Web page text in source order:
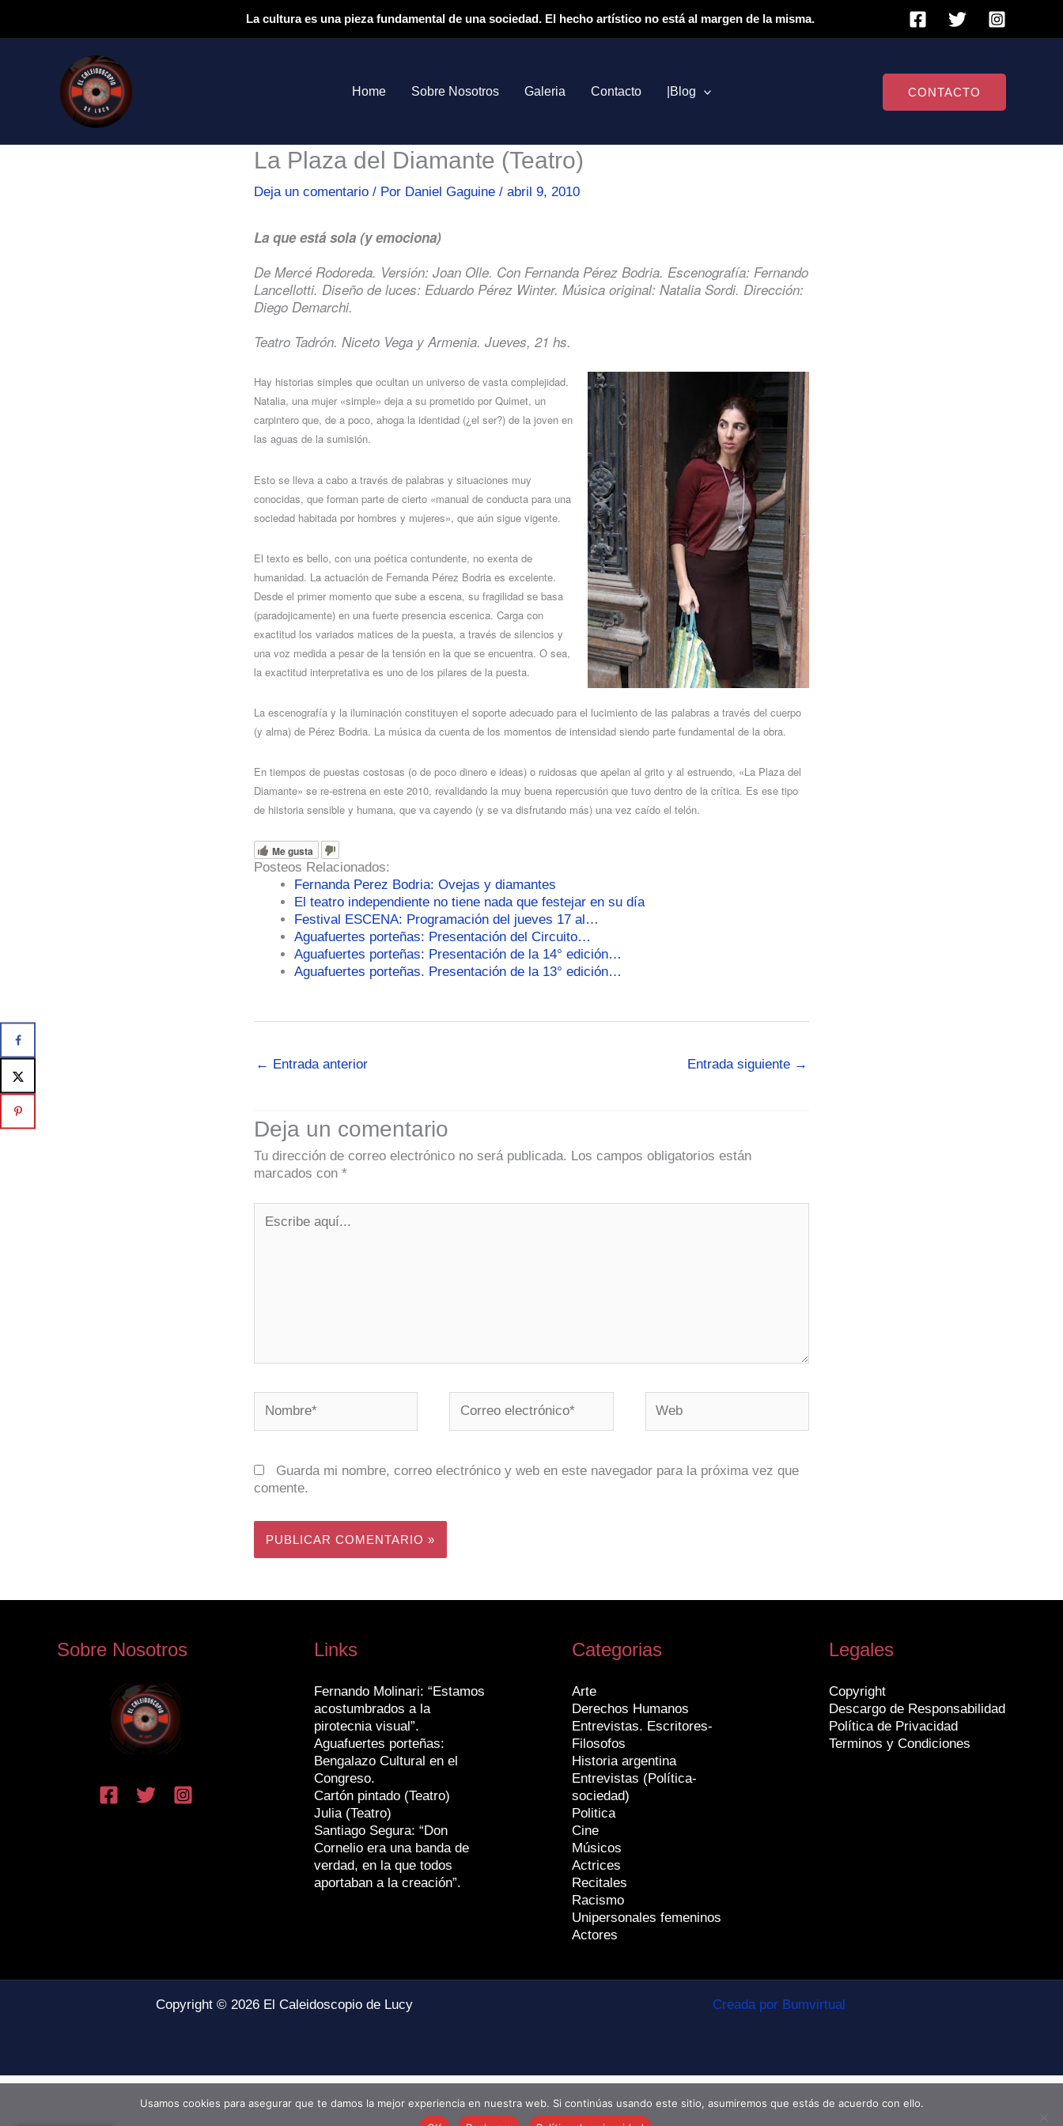
contenido
La cultura es una pieza fundamental de una sociedad. El hecho artístico no está al margen de la misma.
Home Sobre Nosotros Galeria Contacto |Blog CONTACTO
La Plaza del Diamante (Teatro)
Deja un comentario / Por Daniel Gaguine / abril 9, 2010
La que está sola (y emociona)
De Mercé Rodoreda. Versión: Joan Olle. Con Fernanda Pérez Bodria. Escenografía: Fernando
Lancellotti. Diseño de luces: Eduardo Pérez Winter. Música original: Natalia Sordi. Dirección:
Diego Demarchi.
Teatro Tadrón. Niceto Vega y Armenia. Jueves, 21 hs.
Hay historias simples que ocultan un universo de vasta complejidad.
Natalia, una mujer «simple» deja a su prometido por Quimet, un
carpintero que, de a poco, ahoga la identidad (¿el ser?) de la joven en
las aguas de la sumisión.
Esto se lleva a cabo a través de palabras y situaciones muy
conocidas, que forman parte de cierto «manual de conducta para una
sociedad habitada por hombres y mujeres», que aún sigue vigente.
El texto es bello, con una poética contundente, no exenta de
humanidad. La actuación de Fernanda Pérez Bodria es excelente.
Desde el primer momento que sube a escena, su fragilidad se basa
(paradojicamente) en una fuerte presencia escenica. Carga con
exactitud los variados matices de la puesta, a través de silencios y
una voz medida a pesar de la tensión en la que se encuentra. O sea,
la exactitud interpretativa es uno de los pilares de la puesta.
La escenografía y la iluminación constituyen el soporte adecuado para el lucimiento de las palabras a través del cuerpo
(y alma) de Pérez Bodria. La música da cuenta de los momentos de intensidad siendo parte fundamental de la obra.
En tiempos de puestas costosas (o de poco dinero e ideas) o ruidosas que apelan al grito y al estruendo, «La Plaza del
Diamante» se re-estrena en este 2010, revalidando la muy buena repercusión que tuvo dentro de la crítica. Es ese tipo
de hiistoria sensible y humana, que va cayendo (y se va disfrutando más) una vez caído el telón.
Me gusta
Posteos Relacionados:
Fernanda Perez Bodria: Ovejas y diamantes
El teatro independiente no tiene nada que festejar en su día
Festival ESCENA: Programación del jueves 17 al…
Aguafuertes porteñas: Presentación del Circuito…
Aguafuertes porteñas: Presentación de la 14° edición…
Aguafuertes porteñas. Presentación de la 13° edición…
← Entrada anterior Entrada siguiente →
Deja un comentario
Tu dirección de correo electrónico no será publicada. Los campos obligatorios están
marcados con *
aquí...
electrónico*
Guarda mi nombre, correo electrónico y web en este navegador para la próxima vez que
comente.
Sobre Nosotros Links
Fernando Molinari: “Estamos
acostumbrados a la
pirotecnia visual”.
Aguafuertes porteñas:
Bengalazo Cultural en el
Congreso.
Cartón pintado (Teatro)
Julia (Teatro)
Santiago Segura: “Don
Cornelio era una banda de
verdad, en la que todos
aportaban a la creación”.
Categorias
Arte
Derechos Humanos
Entrevistas. Escritores-
Filosofos
Historia argentina
Entrevistas (Política-
sociedad)
Politica
Cine
Músicos
Actrices
Recitales
Racismo
Unipersonales femeninos
Actores
Legales
Copyright
Descargo de Responsabilidad
Política de Privacidad
Terminos y Condiciones
Copyright © 2026 El Caleidoscopio de Lucy Creada por Bumvirtual
Usamos cookies para asegurar que te damos la mejor experiencia en nuestra web. Si continúas usando este sitio, asumiremos que estás de acuerdo con ello.